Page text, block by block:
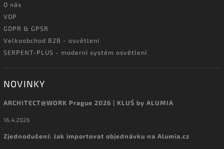
O nás
VOP
GDPR & GPSR
Velkoobchod B2B - osvětlení
SERPENT-PLUS - moderní systém osvětlení
NOVINKY
ARCHITECT@WORK Prague 2026 | KLUŚ by ALUMIA
16.4.2026
Zjednodušení: Jak importovat objednávku na Alumia.cz